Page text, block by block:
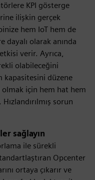
KPI gösterge
ilişkin gerçek
hem IoT hem de
dayalı olarak anında
verir. Ayrıca,
olabileceğini
kapasitesini düzene
olmak için hem hat hem
sorun
sağlayın
ile sürekli
Opcenter
ortaya çıkarır ve